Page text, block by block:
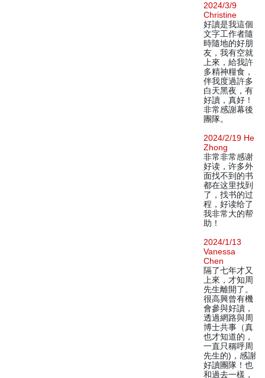
2024/3/9
Christine
好讀是我這個
文字工作者隨
時隨地的好朋
友，我有空就
上來，給我許
多精神糧食，
伴我度過許多
白天黑夜，有
好讀，真好！
非常感謝幕後
團隊。
2024/2/19 He
Zhong
非常非常感谢
好读，许多外
面找不到的书
都在这里找到
了，找书的过
程，好读给了
我非常大的帮
助！
2024/1/13
Vanessa
Chen
隔了七年才又
上來，才知周
先生離開了。
很高興曾有機
會參與好讀，
透過網路與周
博士共事（真
也才知道的，
一直只稱呼周
先生的)，感謝
好讀團隊！也
和過去一樣，